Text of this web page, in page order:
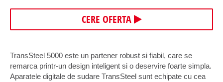
CERE OFERTA
TransSteel 5000 este un partener robust si fiabil, care se
remarca printr-un design inteligent si o deservire foarte simpla.
Aparatele digitale de sudare TransSteel sunt echipate cu cea